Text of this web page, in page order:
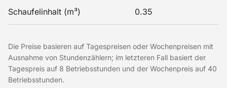
Schaufelinhalt (m³) 0.35
Die Preise basieren auf Tagespreisen oder Wochenpreisen mit
Ausnahme von Stundenzählern; im letzteren Fall basiert der
Tagespreis auf 8 Betriebsstunden und der Wochenpreis auf 40
Betriebsstunden.